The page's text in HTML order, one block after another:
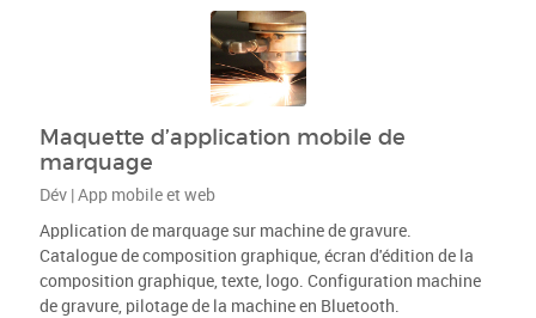
Maquette d’application mobile de
marquage
Dév | App mobile et web
Application de marquage sur machine de gravure.
Catalogue de composition graphique, écran d'édition de la
composition graphique, texte, logo. Configuration machine
de gravure, pilotage de la machine en Bluetooth.